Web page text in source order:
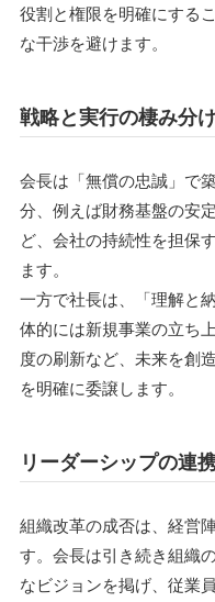
役割と権限を明確にする
な干渉を避けます。
戦略と実行の棲み分
会長は「無償の忠誠」で
分、例えば財務基盤の安
ど、会社の持続性を担保
ます。
一方で社長は、「理解と
体的には新規事業の立ち
度の刷新など、未来を創
を明確に委譲します。
リーダーシップの連
組織改革の成否は、経営
す。会長は引き続き組織
なビジョンを掲げ、従業